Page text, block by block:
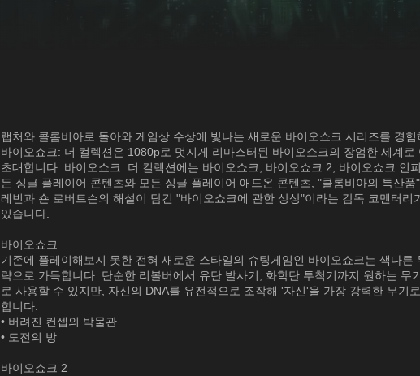
랩처와 콜롬비아로 돌아와 게임상 수상에 빛나는 새로운 바이오쇼크 시리즈를 경험
바이오쇼크: 더 컬렉션은 1080p로 멋지게 리마스터된 바이오쇼크의 장엄한 세계로
초대합니다. 바이오쇼크: 더 컬렉션에는 바이오쇼크, 바이오쇼크 2, 바이오쇼크 인
든 싱글 플레이어 콘텐츠와 모든 싱글 플레이어 애드온 콘텐츠, "콜롬비아의 특산품
레빈과 숀 로버트슨의 해설이 담긴 "바이오쇼크에 관한 상상"이라는 감독 코멘터리
있습니다.
바이오쇼크
기존에 플레이해보지 못한 전혀 새로운 스타일의 슈팅게임인 바이오쇼크는 색다른
략으로 가득합니다. 단순한 리볼버에서 유탄 발사기, 화학탄 투척기까지 원하는 무
로 사용할 수 있지만, 자신의 DNA를 유전적으로 조작해 '자신'을 가장 강력한 무기
합니다.
• 버려진 컨셉의 박물관
• 도전의 방
바이오쇼크 2